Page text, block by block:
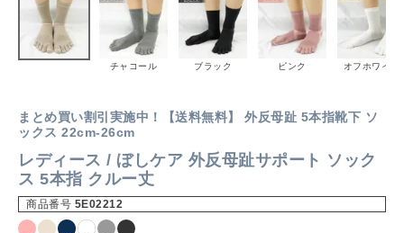
チャコール ブラック ピンク オフホワイト
まとめ買い割引実施中！【送料無料】 外反母趾 5本指靴下 ソ
ックス 22cm-26cm
レディース / ぼしケア 外反母趾サポート ソック
ス 5本指 クルー丈
商品番号 5E02212